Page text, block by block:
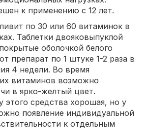
к применению с 12 лет.
по 30 или 60 витаминок в
Таблетки двояковыпуклой
оболочкой белого
препарат по 1 штуке 1-2 раза в
4 недели. Во время
витаминов возможно
в ярко-желтый цвет.
этого средства хорошая, но у
появление индивидуальной
к отдельным